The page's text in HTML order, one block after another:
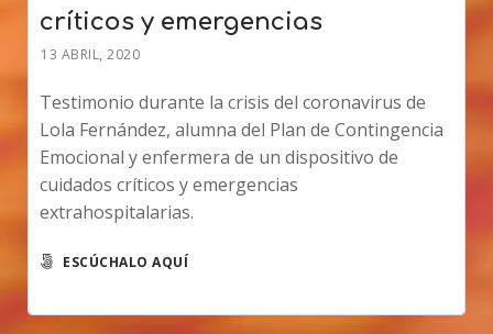
críticos y emergencias
13 ABRIL, 2020
Testimonio durante la crisis del coronavirus de
Lola Fernández, alumna del Plan de Contingencia
Emocional y enfermera de un dispositivo de
cuidados críticos y emergencias
extrahospitalarias.
ESCÚCHALO AQUÍ